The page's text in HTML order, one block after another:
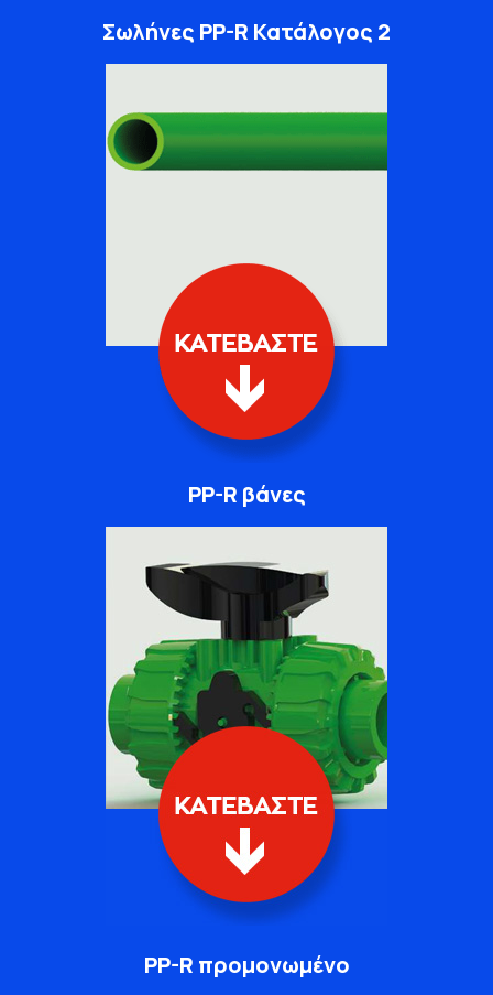
Σωλήνες PP-R Κατάλογος 2
PP-R βάνες
PP-R προμονωμένο